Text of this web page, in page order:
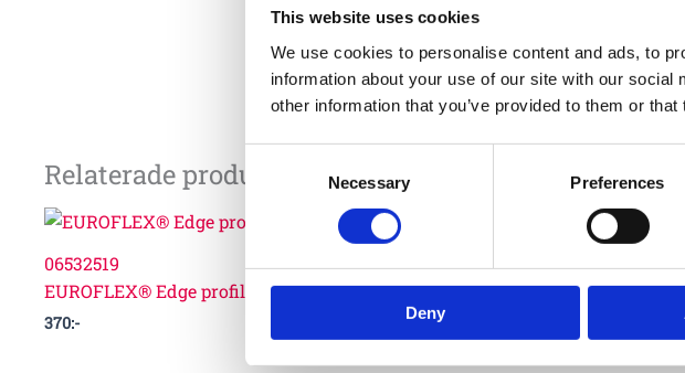
This website uses cookies
We use cookies to personalise content and ads, to
information about your use of our site with our
other information that you’ve provided to them or
Selection
Necessary Preferences
Deny
Relaterade produkter
06532519
EUROFLEX® Edge profile black 30-10 mm
370:-
06532500
EUROFLEX®